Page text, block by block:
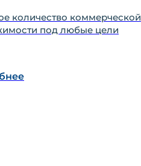
количество коммерческой
под любые цели